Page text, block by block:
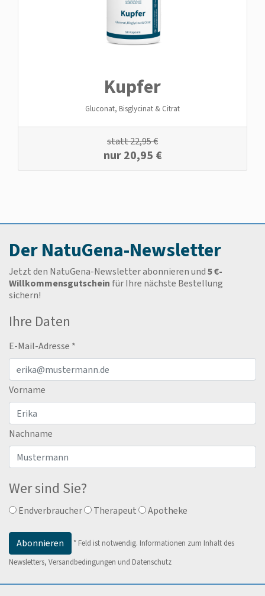
Kupfer
Gluconat, Bisglycinat & Citrat
statt22,95€
nur20,95 €
Der NatuGena-Newsletter
Jetzt den NatuGena-Newsletter abonnieren und5 €-
Willkommensgutschein für Ihre nächste Bestellung
sichern!
Ihre Daten
E-Mail-Adresse *
Vorname
Nachname
Wer sind Sie?
Endverbraucher Therapeut Apotheke
* Feld ist notwendig. Informationen zum Inhalt des
Newsletters, Versandbedingungen und Datenschutz